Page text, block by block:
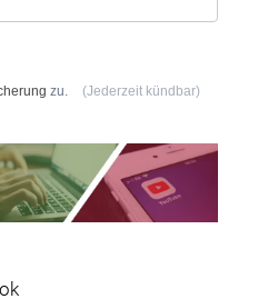
zu. (Jederzeit kündbar)